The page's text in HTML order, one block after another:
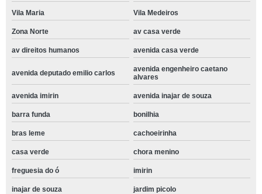
Vila Maria Vila Medeiros
Zona Norte av casa verde
av direitos humanos avenida casa verde
avenida deputado emilio carlos
avenida engenheiro caetano
alvares
avenida imirin avenida inajar de souza
barra funda bonilhia
bras leme cachoeirinha
casa verde chora menino
freguesia do ó imirin
inajar de souza jardim picolo